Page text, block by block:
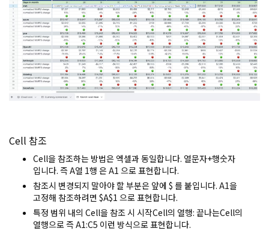
Cell 참조
Cell을 참조하는 방법은 엑셀과 동일합니다. 열문자+행숫자
입니다. 즉 A열 1행 은 A1 으로 표현합니다.
참조시 변경되지 말아야 할 부분은 앞에 $ 를 붙입니다. A1을
고정해 참조하려면 $A$1 으로 표현합니다.
특정 범위 내의 Cell을 참조 시 시작Cell의 열행: 끝나는Cell의
열행으로 즉 A1:C5 이런 방식으로 표현합니다.